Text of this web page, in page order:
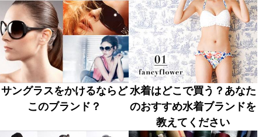
サングラスをかけるならど
このブランド？
水着はどこで買う？あなた
のおすすめ水着ブランドを
教えてください